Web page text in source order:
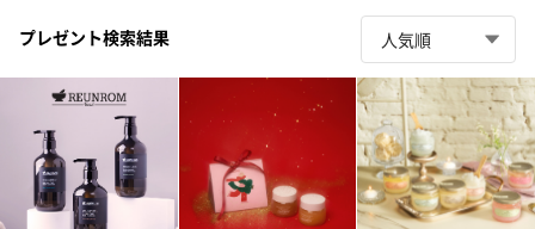
プレゼント検索結果